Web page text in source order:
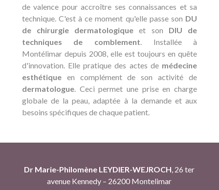
de valence pour accroître ses connaissances et sa
technique. C'est à ce moment qu'elle passe son DU
de chirurgie dermatologique et son DIU de
techniques de comblement. Installée à
Montélimar depuis 2008, elle est toujours en quête
d'innovation. Elle pratique des actes de médecine
esthétiqueen complément de son activité de
dermatologue. Ceci permet une prise en charge
globale de la peau, adaptée à la demande et aux
besoins spécifiques de chaque patient.
Dr Marie-Philomène LEYDIER-WEJROCH, 26 ter
avenue Kennedy – 26200 Montelimar